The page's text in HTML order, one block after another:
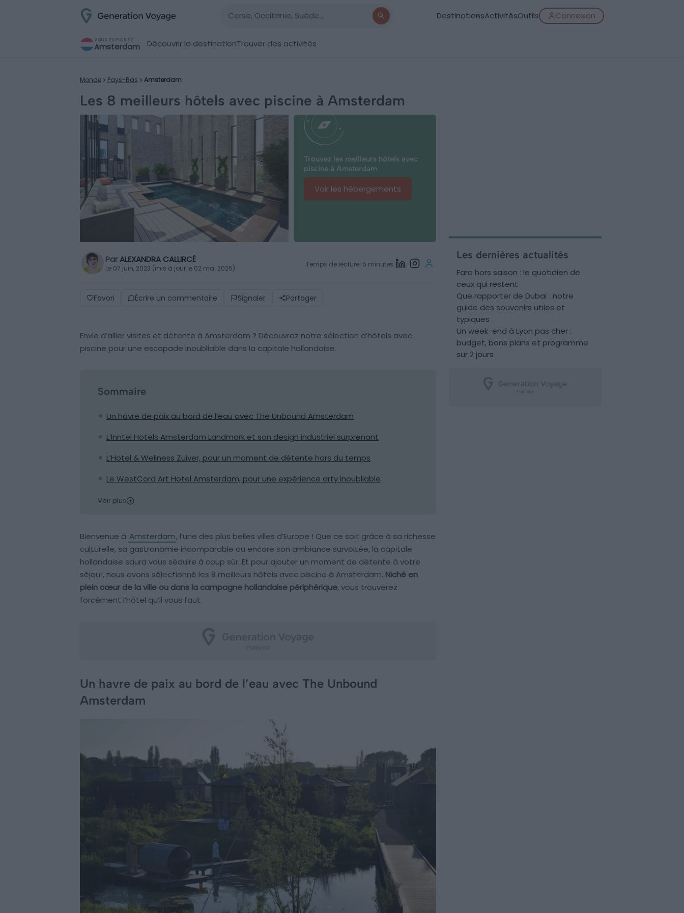
DestinationsActivitésOutils Connexion
VOUS EXPLOREZ
Amsterdam Découvrir la destinationTrouver des activités
Monde Pays-Bas Amsterdam
Les 8 meilleurs hôtels avec piscine à Amsterdam
Trouvez les meilleurs hôtels avec
piscine à Amsterdam
Voir les hébergements
ParALEXANDRA CALLIRCÉ
Le 07 juin, 2023 (mis à jour le 02 mai 2025) Temps de lecture: 5 minutes
Favori Écrire un commentaire Signaler Partager
Envie d’allier visites et détente à Amsterdam ? Découvrez notre sélection d’hôtels avec
piscine pour une escapade inoubliable dans la capitale hollandaise.
Sommaire
Un havre de paix au bord de l’eau avec The Unbound Amsterdam
L’Inntel Hotels Amsterdam Landmark et son design industriel surprenant
L’Hotel & Wellness Zuiver, pour un moment de détente hors du temps
Le WestCord Art Hotel Amsterdam, pour une expérience arty inoubliable
Voir plus
Bienvenue à Amsterdam, l’une des plus belles villes d’Europe ! Que ce soit grâce à sa richesse
culturelle, sa gastronomie incomparable ou encore son ambiance survoltée, la capitale
hollandaise saura vous séduire à coup sûr. Et pour ajouter un moment de détente à votre
séjour, nous avons sélectionné les 8 meilleurs hôtels avec piscine à Amsterdam. Niché en
plein cœur de la ville ou dans la campagne hollandaise périphérique, vous trouverez
forcément l’hôtel qu’il vous faut.
Un havre de paix au bord de l’eau avec The Unbound
Amsterdam
Les dernières actualités
Faro hors saison : le quotidien de
ceux qui restent
Que rapporter de Dubaï : notre
guide des souvenirs utiles et
typiques
Un week-end à Lyon pas cher :
budget, bons plans et programme
sur 2 jours